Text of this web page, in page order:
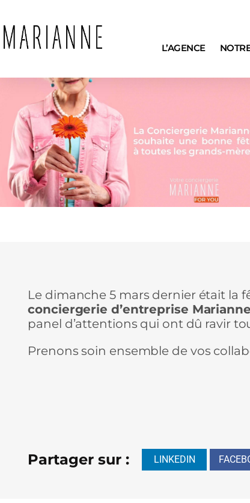
L’AGENCE
Le dimanche 5 mars dernier était la
conciergerie d’entreprise
panel d’attentions qui ont dû ravir
Prenons soin ensemble de vos
Partager sur : LINKEDIN